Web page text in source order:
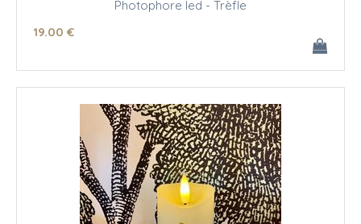
Photophore led - Trèfle
19.00 €